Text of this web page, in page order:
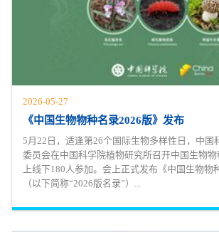
2026-05-27
《中国生物物种名录2026版》发布
5月22日，适逢第26个国际生物多样性日，中国
委员会在中国科学院植物研究所召开中国生物
上线下180人参加。会上正式发布《中国生物物
（以下简称“2026版名录”）...